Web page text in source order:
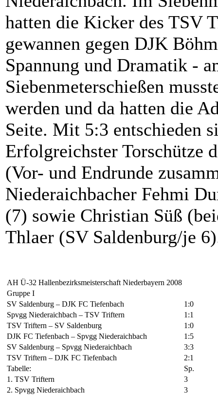
hatten die Kicker des TSV
gewannen gegen DJK
Spannung und Dramatik -
Siebenmeterschießen
werden und da hatten die
Seite. Mit 5:3 entschieden
Erfolgreichster Torschütze
(Vor- und Endrunde
Niederaichbacher Fehmi
(7) sowie Christian Süß
Thlaer (SV Saldenburg/je
AH Ü-32 Hallenbezirksmeisterschaft Niederbayern 2008
Gruppe I
SV Saldenburg – DJK FC Tiefenbach
1:0
Spvgg Niederaichbach – TSV Triftern
1:1
TSV Triftern – SV Saldenburg
1:0
DJK FC Tiefenbach – Spvgg Niederaichbach
1:5
SV Saldenburg – Spvgg Niederaichbach
3:3
TSV Triftern – DJK FC Tiefenbach
2:1
Tabelle:
Sp.
1. TSV Triftern
3
2. Spvgg Niederaichbach
3